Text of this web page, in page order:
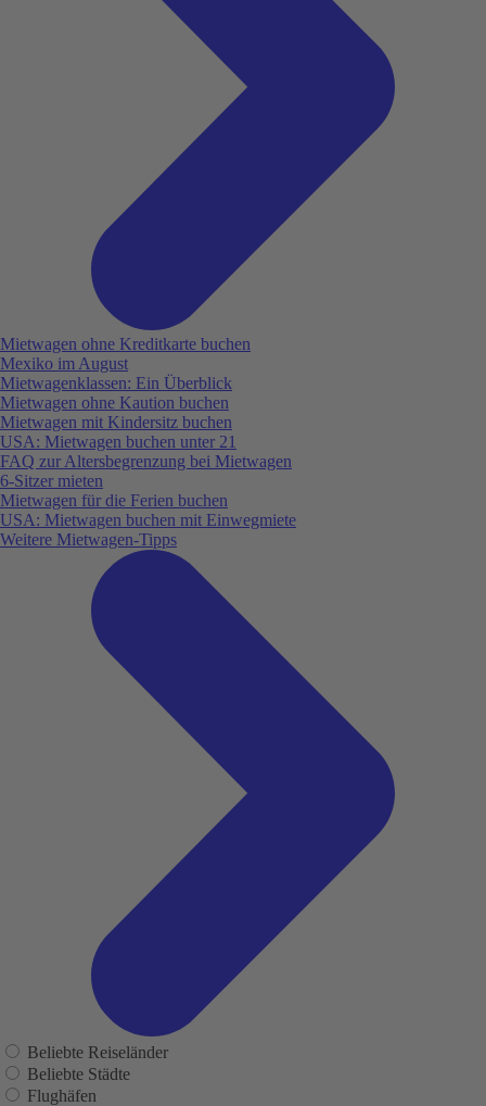
Mietwagen ohne Kreditkarte buchen
Mexiko im August
Mietwagenklassen: Ein Überblick
Mietwagen ohne Kaution buchen
Mietwagen mit Kindersitz buchen
USA: Mietwagen buchen unter 21
FAQ zur Altersbegrenzung bei Mietwagen
6-Sitzer mieten
Mietwagen für die Ferien buchen
USA: Mietwagen buchen mit Einwegmiete
Weitere Mietwagen-Tipps
Beliebte Reiseländer
Beliebte Städte
Flughäfen